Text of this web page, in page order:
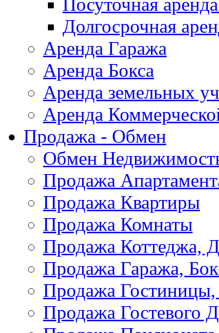
Посуточная
Долгосрочная
Аренда Гаража
Аренда Бокса
Аренда земельных
Аренда
Продажа - Обмен
Обмен
Продажа
Продажа Квартиры
Продажа Комнаты
Продажа Коттеджа,
Продажа Гаража,
Продажа
Продажа Гостевого